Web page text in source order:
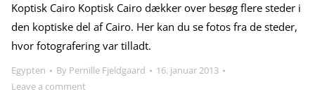
Koptisk Cairo Koptisk Cairo dækker over besøg flere steder i
den koptiske del af Cairo. Her kan du se fotos fra de steder,
hvor fotografering var tilladt.
Egypten By Pernille Fjeldgaard
16. januar 2013
Leave a comment